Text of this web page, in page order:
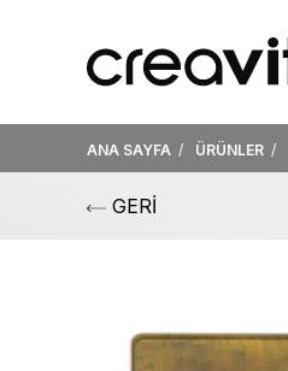
ANA SAYFA ÜRÜNLER
GERİ